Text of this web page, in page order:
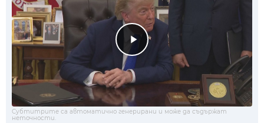
Субтитрите са автоматично генерирани и може да съдържат
неточности.